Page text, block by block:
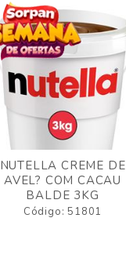
NUTELLA CREME DE
AVEL? COM CACAU
BALDE 3KG
Código: 51801